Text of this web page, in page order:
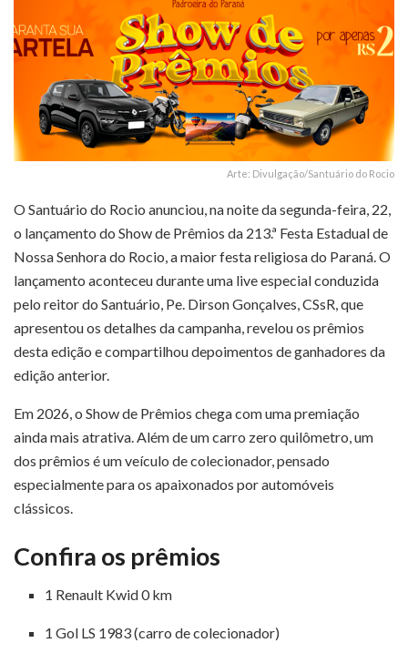
Arte: Divulgação/Santuário do Rocio
O Santuário do Rocio anunciou, na noite da segunda-feira, 22,
o lançamento do Show de Prêmios da 213.ª Festa Estadual de
Nossa Senhora do Rocio, a maior festa religiosa do Paraná. O
lançamento aconteceu durante uma live especial conduzida
pelo reitor do Santuário, Pe. Dirson Gonçalves, CSsR, que
apresentou os detalhes da campanha, revelou os prêmios
desta edição e compartilhou depoimentos de ganhadores da
edição anterior.
Em 2026, o Show de Prêmios chega com uma premiação
ainda mais atrativa. Além de um carro zero quilômetro, um
dos prêmios é um veículo de colecionador, pensado
especialmente para os apaixonados por automóveis
clássicos.
Confira os prêmios
1 Renault Kwid 0 km
1 Gol LS 1983 (carro de colecionador)